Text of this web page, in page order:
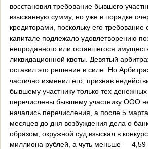
восстановил требование бывшего
взысканную сумму, но уже в порядке
кредиторами, поскольку его
капитале подлежало удовлетворению
непроданного или оставшегося
ликвидационной квоты. Девятый
оставил это решение в силе. Но
частично изменил его, признав
бывшему участнику только тех
перечислены бывшему участнику ООО
начались перечисления, а после 5 марта
месяцев до дня возбуждения дела о
образом, окружной суд взыскал в
миллиона рублей, а чуть меньше — 4,59